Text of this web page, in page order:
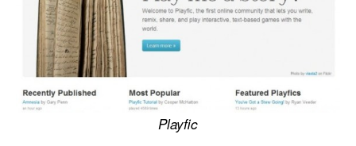
Playfic